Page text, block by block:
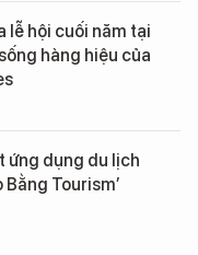
lễ hội cuối năm tại
hàng hiệu của
ứng dụng du lịch
Bằng Tourism’